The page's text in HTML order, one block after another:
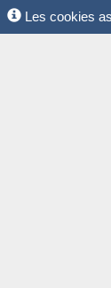
Les cookies